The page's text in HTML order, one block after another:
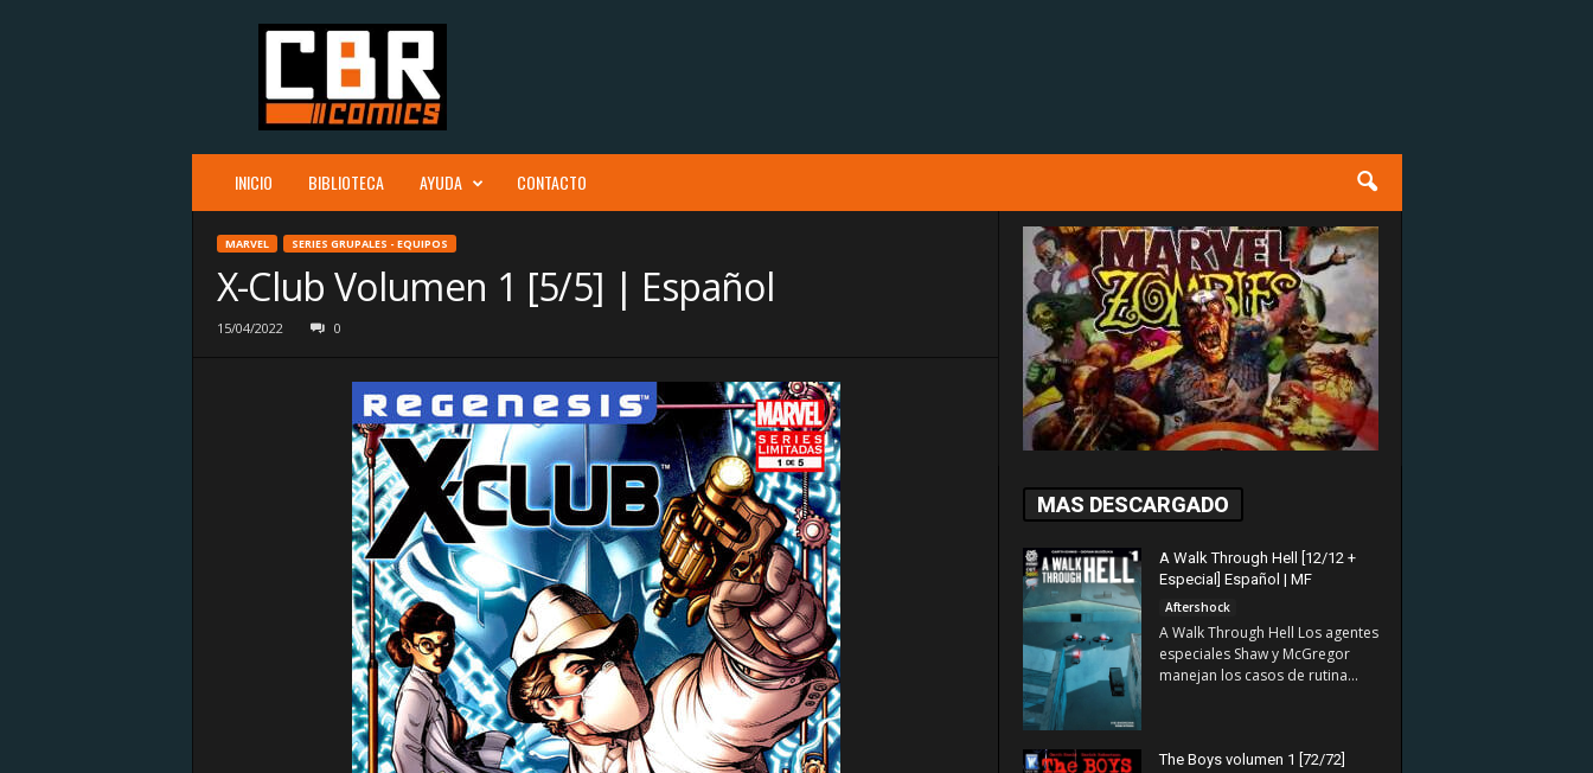
INICIO BIBLIOTECA AYUDA CONTACTO
MARVEL SERIES GRUPALES - EQUIPOS
X-Club Volumen 1 [5/5] | Español
15/04/2022 0
MAS DESCARGADO
A Walk Through Hell [12/12 +
Especial] Español | MF
Aftershock
A Walk Through Hell Los agentes
especiales Shaw y McGregor
manejan los casos de rutina...
The Boys volumen 1 [72/72]